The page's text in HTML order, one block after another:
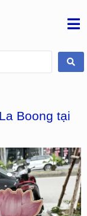
Boong tại